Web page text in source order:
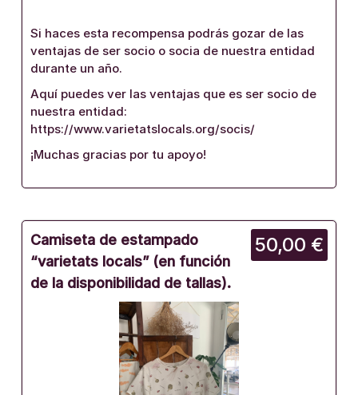
Si haces esta recompensa podrás gozar de las
ventajas de ser socio o socia de nuestra entidad
durante un año.
Aquí puedes ver las ventajas que es ser socio de
nuestra entidad:
https://www.varietatslocals.org/socis/
¡Muchas gracias por tu apoyo!
50,00 €
Camiseta de estampado
“varietats locals” (en función
de la disponibilidad de tallas).